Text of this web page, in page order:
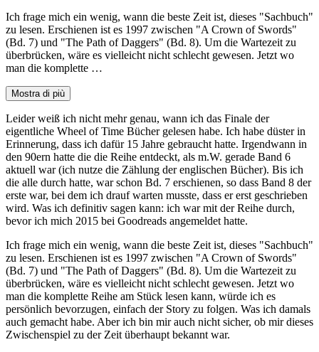
Ich frage mich ein wenig, wann die beste Zeit ist, dieses "Sachbuch"
zu lesen. Erschienen ist es 1997 zwischen "A Crown of Swords"
(Bd. 7) und "The Path of Daggers" (Bd. 8). Um die Wartezeit zu
überbrücken, wäre es vielleicht nicht schlecht gewesen. Jetzt wo
man die komplette …
Mostra di più
Leider weiß ich nicht mehr genau, wann ich das Finale der
eigentliche Wheel of Time Bücher gelesen habe. Ich habe düster in
Erinnerung, dass ich dafür 15 Jahre gebraucht hatte. Irgendwann in
den 90ern hatte die die Reihe entdeckt, als m.W. gerade Band 6
aktuell war (ich nutze die Zählung der englischen Bücher). Bis ich
die alle durch hatte, war schon Bd. 7 erschienen, so dass Band 8 der
erste war, bei dem ich drauf warten musste, dass er erst geschrieben
wird. Was ich definitiv sagen kann: ich war mit der Reihe durch,
bevor ich mich 2015 bei Goodreads angemeldet hatte.
Ich frage mich ein wenig, wann die beste Zeit ist, dieses "Sachbuch"
zu lesen. Erschienen ist es 1997 zwischen "A Crown of Swords"
(Bd. 7) und "The Path of Daggers" (Bd. 8). Um die Wartezeit zu
überbrücken, wäre es vielleicht nicht schlecht gewesen. Jetzt wo
man die komplette Reihe am Stück lesen kann, würde ich es
persönlich bevorzugen, einfach der Story zu folgen. Was ich damals
auch gemacht habe. Aber ich bin mir auch nicht sicher, ob mir dieses
Zwischenspiel zu der Zeit überhaupt bekannt war.